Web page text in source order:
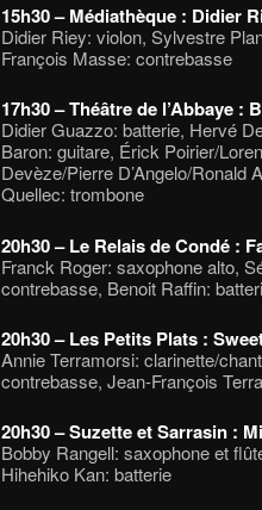
15h30 – Médiathèque : Didier
Didier Riey: violon, Sylvestre
François Masse: contrebasse
17h30 – Théâtre de l’Abbaye :
Didier Guazzo: batterie, Hervé
Baron: guitare, Érick Poirier/
Devèze/Pierre D’Angelo/Ronald
Quellec: trombone
20h30 – Le Relais de Condé :
Franck Roger: saxophone alto,
contrebasse, Benoit Raffin:
20h30 – Les Petits Plats :
Annie Terramorsi: clarinette/
contrebasse, Jean-François
20h30 – Suzette et Sarrasin :
Bobby Rangell: saxophone et
Hihehiko Kan: batterie